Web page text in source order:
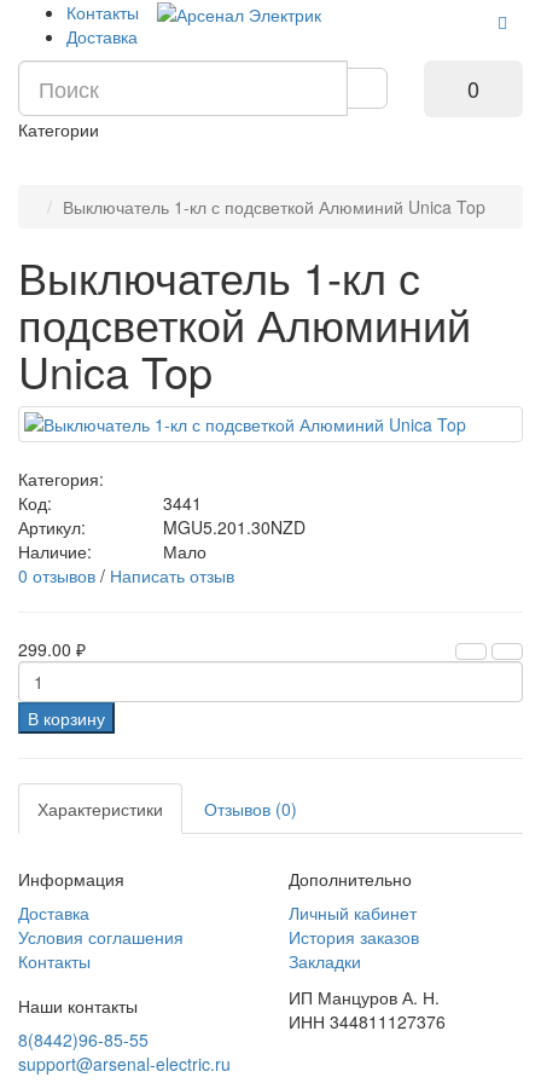
Контакты
Доставка
0
Категории
Выключатель 1-кл с подсветкой Алюминий Unica Top
Выключатель 1-кл с
подсветкой Алюминий
Unica Top
Категория:
Код:
3441
Артикул:
MGU5.201.30NZD
Наличие:
Мало
0 отзывов / Написать отзыв
299.00 ₽
В корзину
Характеристики Отзывов (0)
Информация
Доставка
Условия соглашения
Контакты
Дополнительно
Личный кабинет
История заказов
Закладки
Наши контакты
8(8442)96-85-55
support@arsenal-electric.ru
ИП Манцуров А. Н.
ИНН 344811127376